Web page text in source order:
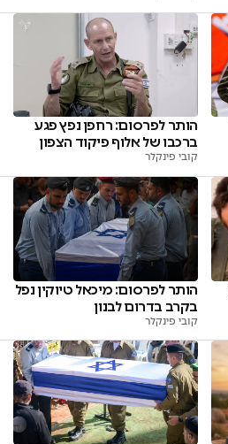
הותר לפרסום: רחפן נפץ פגע
ברכבו של אלוף פיקוד הצפון
קובי פינקלר
הותר לפרסום: מיכאל טיוקין נפל
בקרב בדרום לבנון
קובי פינקלר